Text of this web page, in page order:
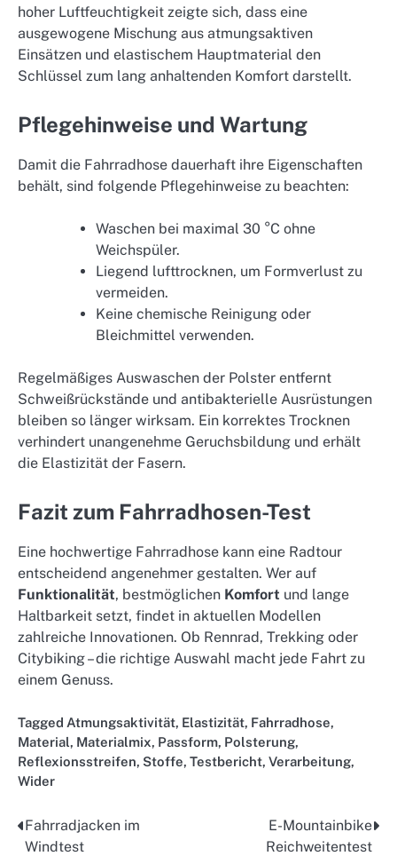
hoher Luftfeuchtigkeit zeigte sich, dass eine
ausgewogene Mischung aus atmungsaktiven
Einsätzen und elastischem Hauptmaterial den
Schlüssel zum lang anhaltenden Komfort darstellt.
Pflegehinweise und Wartung
Damit die Fahrradhose dauerhaft ihre Eigenschaften
behält, sind folgende Pflegehinweise zu beachten:
Waschen bei maximal 30 °C ohne
Weichspüler.
Liegend lufttrocknen, um Formverlust zu
vermeiden.
Keine chemische Reinigung oder
Bleichmittel verwenden.
Regelmäßiges Auswaschen der Polster entfernt
Schweißrückstände und antibakterielle Ausrüstungen
bleiben so länger wirksam. Ein korrektes Trocknen
verhindert unangenehme Geruchsbildung und erhält
die Elastizität der Fasern.
Fazit zum Fahrradhosen-Test
Eine hochwertige Fahrradhose kann eine Radtour
entscheidend angenehmer gestalten. Wer auf
Funktionalität, bestmöglichen Komfort und lange
Haltbarkeit setzt, findet in aktuellen Modellen
zahlreiche Innovationen. Ob Rennrad, Trekking oder
Citybiking – die richtige Auswahl macht jede Fahrt zu
einem Genuss.
Tagged Atmungsaktivität, Elastizität, Fahrradhose,
Material, Materialmix, Passform, Polsterung,
Reflexionsstreifen, Stoffe, Testbericht, Verarbeitung,
Wider
Post
Fahrradjacken im
Windtest
E-Mountainbike
Reichweitentest